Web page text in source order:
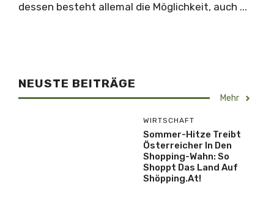
dessen besteht allemal die Möglichkeit, auch ...
NEUSTE BEITRÄGE
Mehr
WIRTSCHAFT
Sommer-Hitze Treibt
Österreicher In Den
Shopping-Wahn: So
Shoppt Das Land Auf
Shöpping.at!